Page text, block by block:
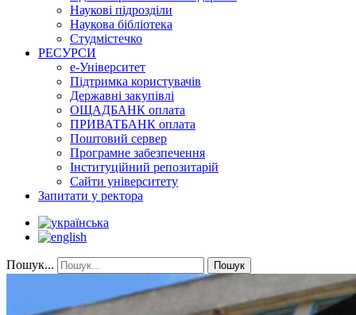
Наукові підрозділи
Наукова бібліотека
Студмістечко
РЕСУРСИ
е-Університет
Підтримка користувачів
Державні закупівлі
ОЩАДБАНК оплата
ПРИВАТБАНК оплата
Поштовий сервер
Програмне забезпечення
Інституційний репозитарій
Сайти університету
Запитати у ректора
Пошук... Пошук